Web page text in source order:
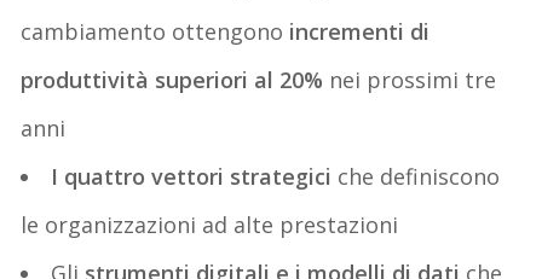
cambiamento ottengono incrementi di
produttività superiori al 20% nei prossimi tre
anni
I quattro vettori strategici che definiscono
le organizzazioni ad alte prestazioni
Gli strumenti digitali e i modelli di dati che